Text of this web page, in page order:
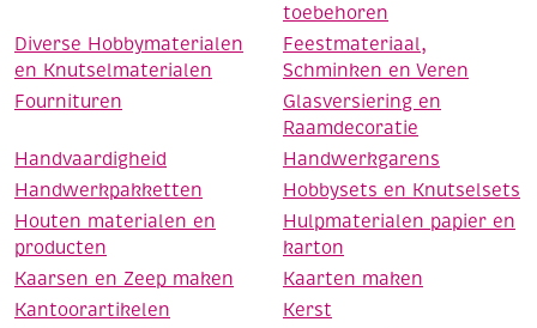
toebehoren
Diverse Hobbymaterialen
en Knutselmaterialen
Feestmateriaal,
Schminken en Veren
Fournituren
Glasversiering en
Raamdecoratie
Handvaardigheid
Handwerkgarens
Handwerkpakketten
Hobbysets en Knutselsets
Houten materialen en
producten
Hulpmaterialen papier en
karton
Kaarsen en Zeep maken
Kaarten maken
Kantoorartikelen
Kerst